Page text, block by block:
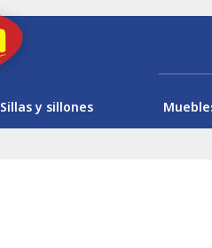
Sillas y sillones